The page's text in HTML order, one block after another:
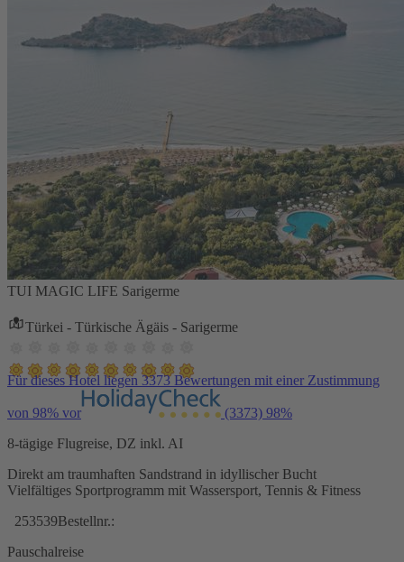
TUI MAGIC LIFE Sarigerme
Türkei - Türkische Ägäis - Sarigerme
Für dieses Hotel liegen 3373 Bewertungen mit einer Zustimmung
von 98% vor (3373) 98%
8-tägige Flugreise, DZ inkl. AI
Direkt am traumhaften Sandstrand in idyllischer Bucht
Vielfältiges Sportprogramm mit Wassersport, Tennis & Fitness
253539Bestellnr.:
Pauschalreise